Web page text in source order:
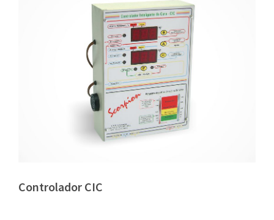
Controlador CIC